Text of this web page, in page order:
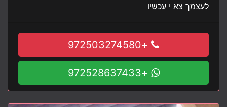
לעצמך צא י עכשיו
+972503274580
+972528637433